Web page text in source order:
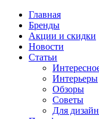
Главная
Бренды
Акции и скидки
Новости
Статьи
Интерьеры
Обзоры
Советы
Для